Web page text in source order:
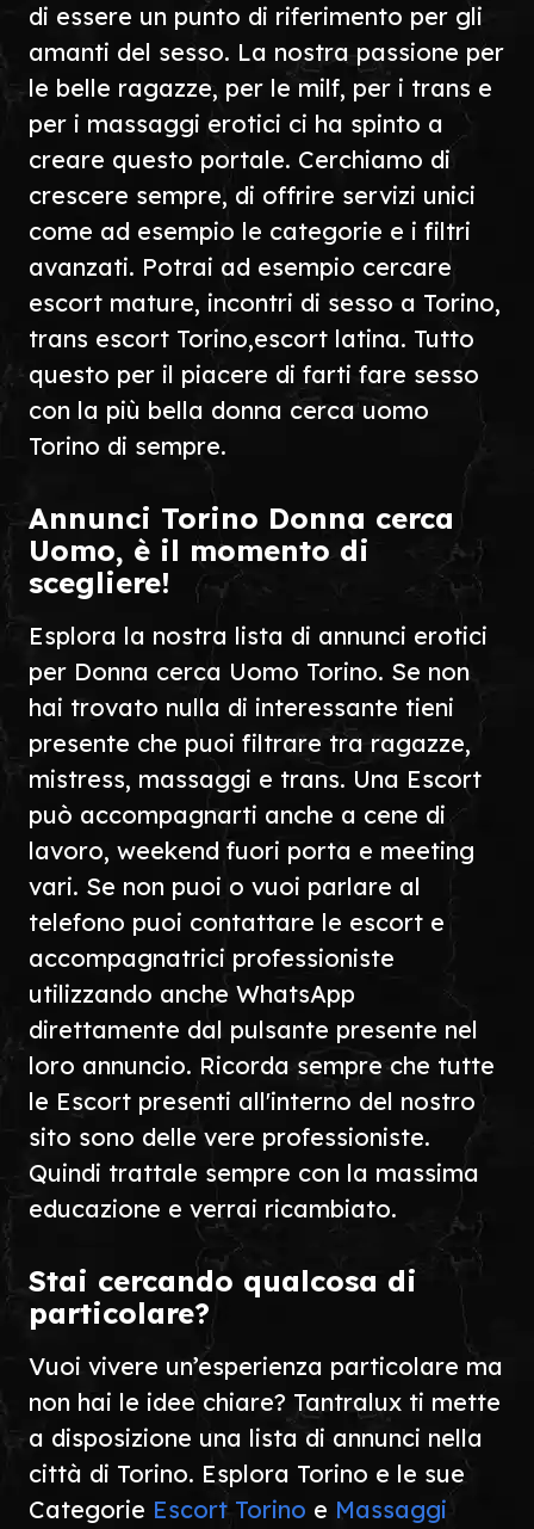
di essere un punto di riferimento per gli
amanti del sesso. La nostra passione per
le belle ragazze, per le milf, per i trans e
per i massaggi erotici ci ha spinto a
creare questo portale. Cerchiamo di
crescere sempre, di offrire servizi unici
come ad esempio le categorie e i filtri
avanzati. Potrai ad esempio cercare
escort mature, incontri di sesso a Torino,
trans escort Torino,escort latina. Tutto
questo per il piacere di farti fare sesso
con la più bella donna cerca uomo
Torino di sempre.
Annunci Torino Donna cerca
Uomo, è il momento di
scegliere!
Esplora la nostra lista di annunci erotici
per Donna cerca Uomo Torino. Se non
hai trovato nulla di interessante tieni
presente che puoi filtrare tra ragazze,
mistress, massaggi e trans. Una Escort
può accompagnarti anche a cene di
lavoro, weekend fuori porta e meeting
vari. Se non puoi o vuoi parlare al
telefono puoi contattare le escort e
accompagnatrici professioniste
utilizzando anche WhatsApp
direttamente dal pulsante presente nel
loro annuncio. Ricorda sempre che tutte
le Escort presenti all'interno del nostro
sito sono delle vere professioniste.
Quindi trattale sempre con la massima
educazione e verrai ricambiato.
Stai cercando qualcosa di
particolare?
Vuoi vivere un’esperienza particolare ma
non hai le idee chiare? Tantralux ti mette
a disposizione una lista di annunci nella
città di Torino. Esplora Torino e le sue
Categorie Escort Torino e Massaggi